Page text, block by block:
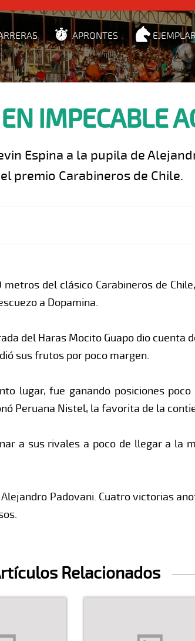
APRONTES
IMPECABLE
Espina a la pupila de
premio Carabineros de Chile.
del clásico Carabineros de
a Dopamina.
del Haras Mocito Guapo dio cuenta
sus frutos por poco margen.
lugar, fue ganando posiciones
Peruana Nistel, la favorita de la
a sus rivales a poco de llegar a la
Padovani. Cuatro victorias
Relacionados